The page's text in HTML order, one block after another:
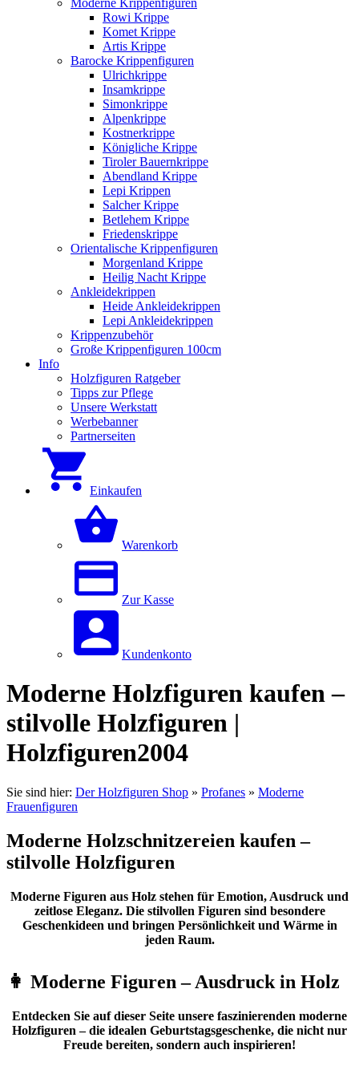
Moderne Krippenfiguren
Rowi Krippe
Komet Krippe
Artis Krippe
Barocke Krippenfiguren
Ulrichkrippe
Insamkrippe
Simonkrippe
Alpenkrippe
Kostnerkrippe
Königliche Krippe
Tiroler Bauernkrippe
Abendland Krippe
Lepi Krippen
Salcher Krippe
Betlehem Krippe
Friedenskrippe
Orientalische Krippenfiguren
Morgenland Krippe
Heilig Nacht Krippe
Ankleidekrippen
Heide Ankleidekrippen
Lepi Ankleidekrippen
Krippenzubehör
Große Krippenfiguren 100cm
Info
Holzfiguren Ratgeber
Tipps zur Pflege
Unsere Werkstatt
Werbebanner
Partnerseiten
Einkaufen
Warenkorb
Zur Kasse
Kundenkonto
Moderne Holzfiguren kaufen –
stilvolle Holzfiguren |
Holzfiguren2004
Sie sind hier: Der Holzfiguren Shop » Profanes » Moderne
Frauenfiguren
Moderne Holzschnitzereien kaufen –
stilvolle Holzfiguren
Moderne Figuren aus Holz stehen für Emotion, Ausdruck und
zeitlose Eleganz. Die stilvollen Figuren sind besondere
Geschenkideen und bringen Persönlichkeit und Wärme in
jeden Raum.
👩 Moderne Figuren – Ausdruck in Holz
Entdecken Sie auf dieser Seite unsere faszinierenden moderne
Holzfiguren – die idealen Geburtstagsgeschenke, die nicht nur
Freude bereiten, sondern auch inspirieren!